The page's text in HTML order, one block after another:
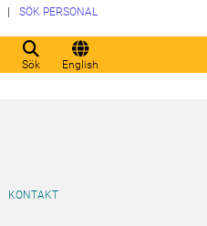
Sök English
SÖK PERSONAL
KONTAKT